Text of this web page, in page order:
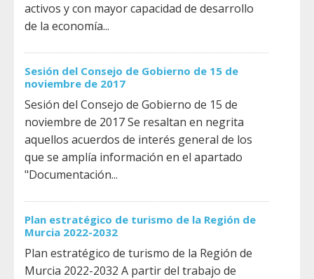
activos y con mayor capacidad de desarrollo
de la economía...
Sesión del Consejo de Gobierno de 15 de
noviembre de 2017
Sesión del Consejo de Gobierno de 15 de
noviembre de 2017 Se resaltan en negrita
aquellos acuerdos de interés general de los
que se amplía información en el apartado
"Documentación...
Plan estratégico de turismo de la Región de
Murcia 2022-2032
Plan estratégico de turismo de la Región de
Murcia 2022-2032 A partir del trabajo de